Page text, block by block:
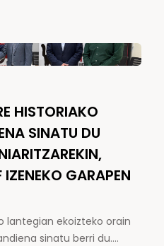
HISTORIAKO
SINATU DU
GARAPEN
lantegian ekoizteko orain
sinatu berri du.…